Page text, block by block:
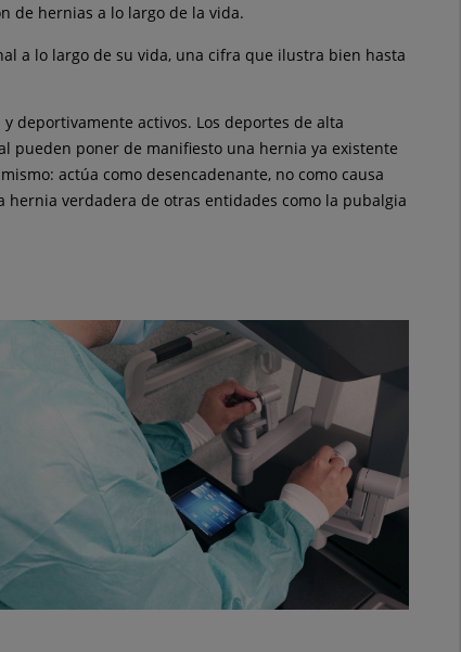
de hernias a lo largo de la vida.
a lo largo de su vida, una cifra que ilustra bien hasta
deportivamente activos. Los deportes de alta
pueden poner de manifiesto una hernia ya existente
actúa como desencadenante, no como causa
verdadera de otras entidades como la pubalgia